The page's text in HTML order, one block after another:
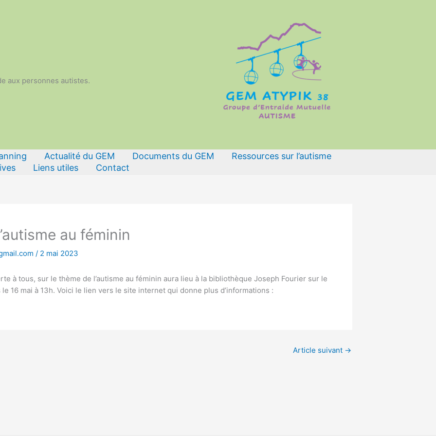
aux personnes autistes.
Actualité du GEM Documents du GEM
Ressources sur l’autisme
Liens utiles Contact
au féminin
/ 2 mai 2023
à tous, sur le thème de l’autisme au féminin aura lieu à la bibliothèque Joseph Fourier sur le
16 mai à 13h. Voici le lien vers le site internet qui donne plus d’informations :
Article suivant →